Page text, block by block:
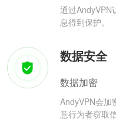
通过AndyVPN
息得到保护。
数据安全
数据加密
AndyVPN会加
意行为者窃取信